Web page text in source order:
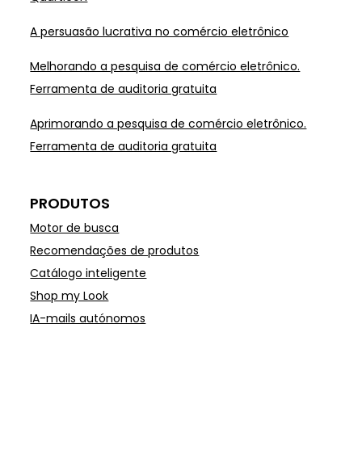
A persuasão lucrativa no comércio eletrônico
Melhorando a pesquisa de comércio eletrônico.
Ferramenta de auditoria gratuita
Aprimorando a pesquisa de comércio eletrônico.
Ferramenta de auditoria gratuita
PRODUTOS
Motor de busca
Recomendações de produtos
Catálogo inteligente
Shop my Look
IA-mails autónomos